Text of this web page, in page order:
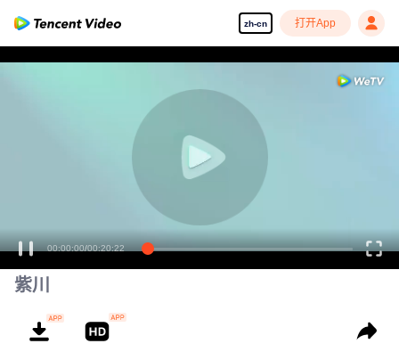
zh-cn 打开App
00:00:00/00:20:22
紫川